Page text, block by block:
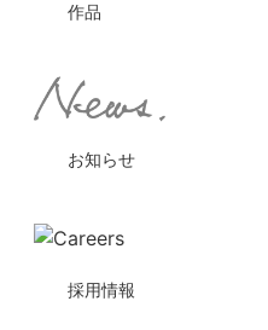
作品
お知らせ
採用情報